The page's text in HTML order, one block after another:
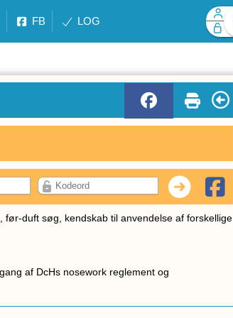
FB LOG
duft søg, kendskab til anvendelse af forskellige
af DcHs nosework reglement og